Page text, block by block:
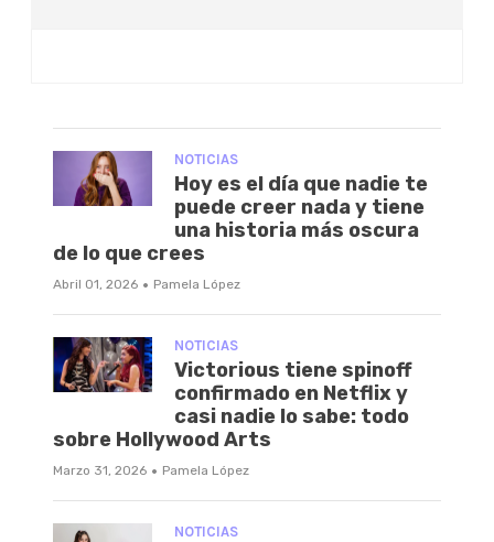
NOTICIAS
Hoy es el día que nadie te
puede creer nada y tiene
una historia más oscura
de lo que crees
Abril 01, 2026 · Pamela López
NOTICIAS
Victorious tiene spinoff
confirmado en Netflix y
casi nadie lo sabe: todo
sobre Hollywood Arts
Marzo 31, 2026 · Pamela López
NOTICIAS